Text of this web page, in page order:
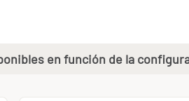
en función de la